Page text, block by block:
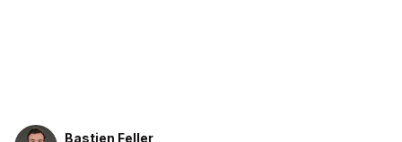
Bastien Feller